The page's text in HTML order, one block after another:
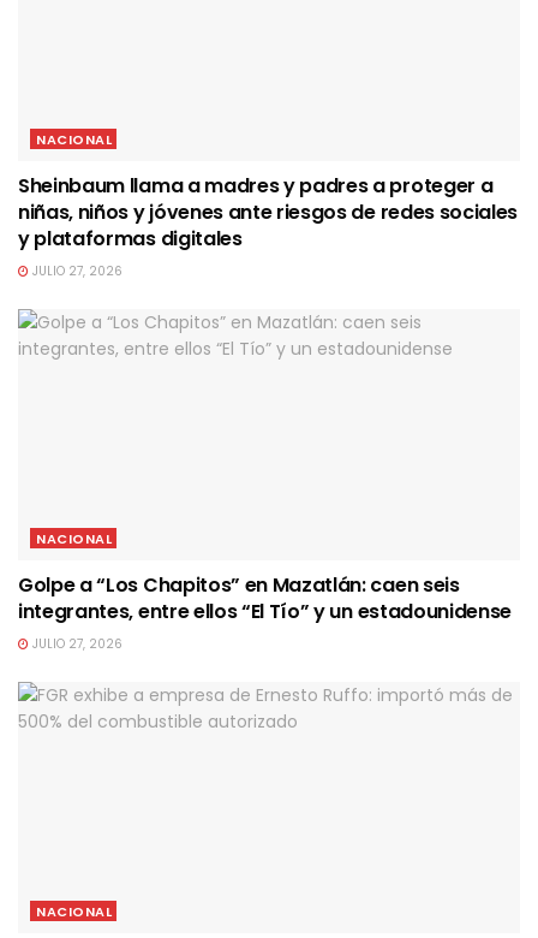
NACIONAL
Sheinbaum llama a madres y padres a proteger a
niñas, niños y jóvenes ante riesgos de redes sociales
y plataformas digitales
JULIO 27, 2026
NACIONAL
Golpe a “Los Chapitos” en Mazatlán: caen seis
integrantes, entre ellos “El Tío” y un estadounidense
JULIO 27, 2026
NACIONAL